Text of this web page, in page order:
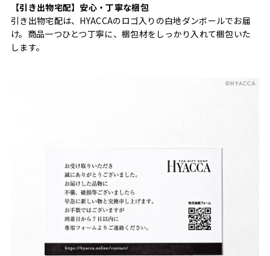
【引き出物宅配】安心・丁寧な梱包
引き出物宅配は、HYACCAのロゴ入りの白地ダンボールでお届
け。商品一つひとつ丁寧に、梱包材をしっかり入れて梱包いた
します。